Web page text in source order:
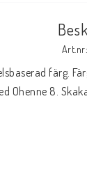
Art.nr:
färg.
Ohenne 8.